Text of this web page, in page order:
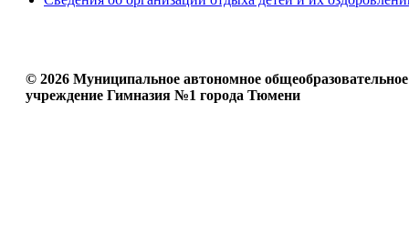
© 2026 Муниципальное автономное общеобразовательное
учреждение Гимназия №1 города Тюмени